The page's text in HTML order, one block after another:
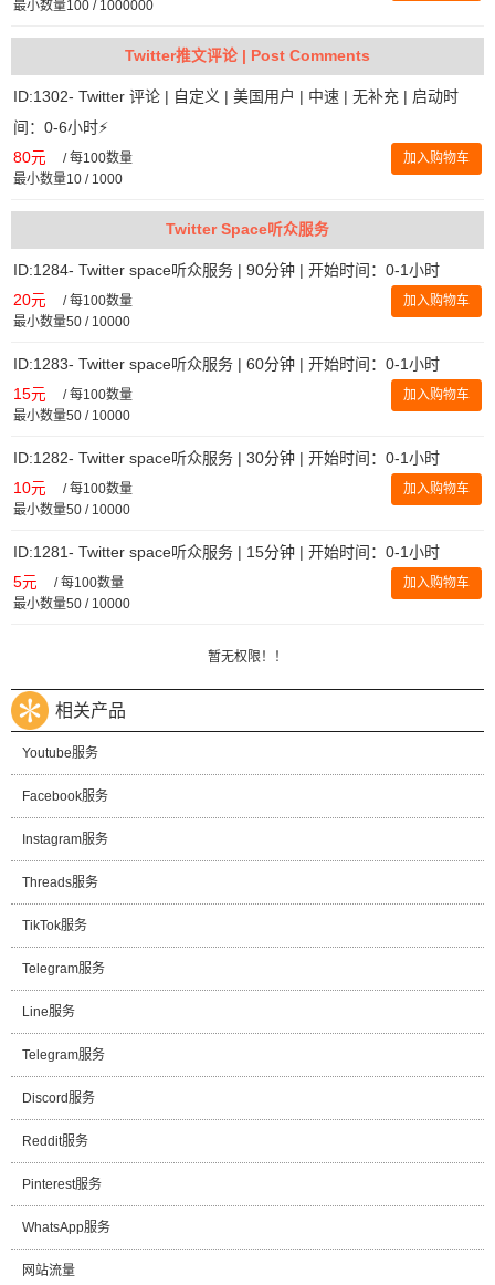
最小数量100 / 1000000
Twitter推文评论 | Post Comments
ID:1302- Twitter 评论 | 自定义 | 美国用户 | 中速 | 无补充 | 启动时
间：0-6小时⚡️
80元 /每100数量
最小数量10 / 1000
加入购物车
Twitter Space听众服务
ID:1284- Twitter space听众服务 | 90分钟 | 开始时间：0-1小时
20元 /每100数量
最小数量50 / 10000
加入购物车
ID:1283- Twitter space听众服务 | 60分钟 | 开始时间：0-1小时
15元 /每100数量
最小数量50 / 10000
加入购物车
ID:1282- Twitter space听众服务 | 30分钟 | 开始时间：0-1小时
10元 /每100数量
最小数量50 / 10000
加入购物车
ID:1281- Twitter space听众服务 | 15分钟 | 开始时间：0-1小时
5元 /每100数量
最小数量50 / 10000
加入购物车
暂无权限！！
相关产品
Youtube服务
Facebook服务
Instagram服务
Threads服务
TikTok服务
Telegram服务
Line服务
Telegram服务
Discord服务
Reddit服务
Pinterest服务
WhatsApp服务
网站流量